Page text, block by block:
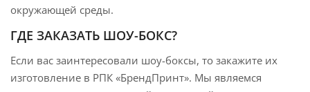
окружающей среды.
ГДЕ ЗАКАЗАТЬ ШОУ-БОКС?
Если вас заинтересовали шоу-боксы, то закажите их
изготовление в РПК «БрендПринт». Мы являемся